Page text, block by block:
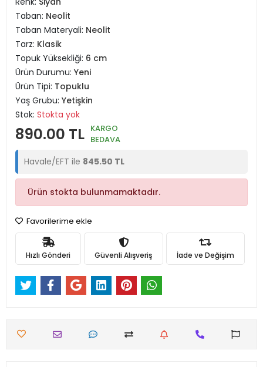
Taban: Neolit
Taban Materyali: Neolit
Tarz: Klasik
Topuk Yüksekliği: 6 cm
Ürün Durumu: Yeni
Ürün Tipi: Topuklu
Yaş Grubu: Yetişkin
Stok: Stokta yok
890.00 TL KARGO
BEDAVA
Havale/EFT ile 845.50 TL
Ürün stokta bulunmamaktadır.
Favorilerime ekle
Hızlı Gönderi Güvenli Alışveriş İade ve Değişim